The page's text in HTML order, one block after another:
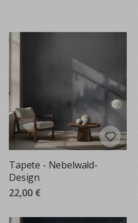
Tapete - Nebelwald-
Design
22,00 €